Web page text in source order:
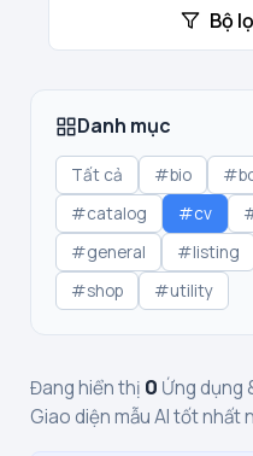
Bộ
Danh mục
Tất cả #bio
#catalog
#cv
#general
#listing
#shop
#utility
Đang hiển thị 0 Ứng dụng
Giao diện mẫu AI tốt nhất